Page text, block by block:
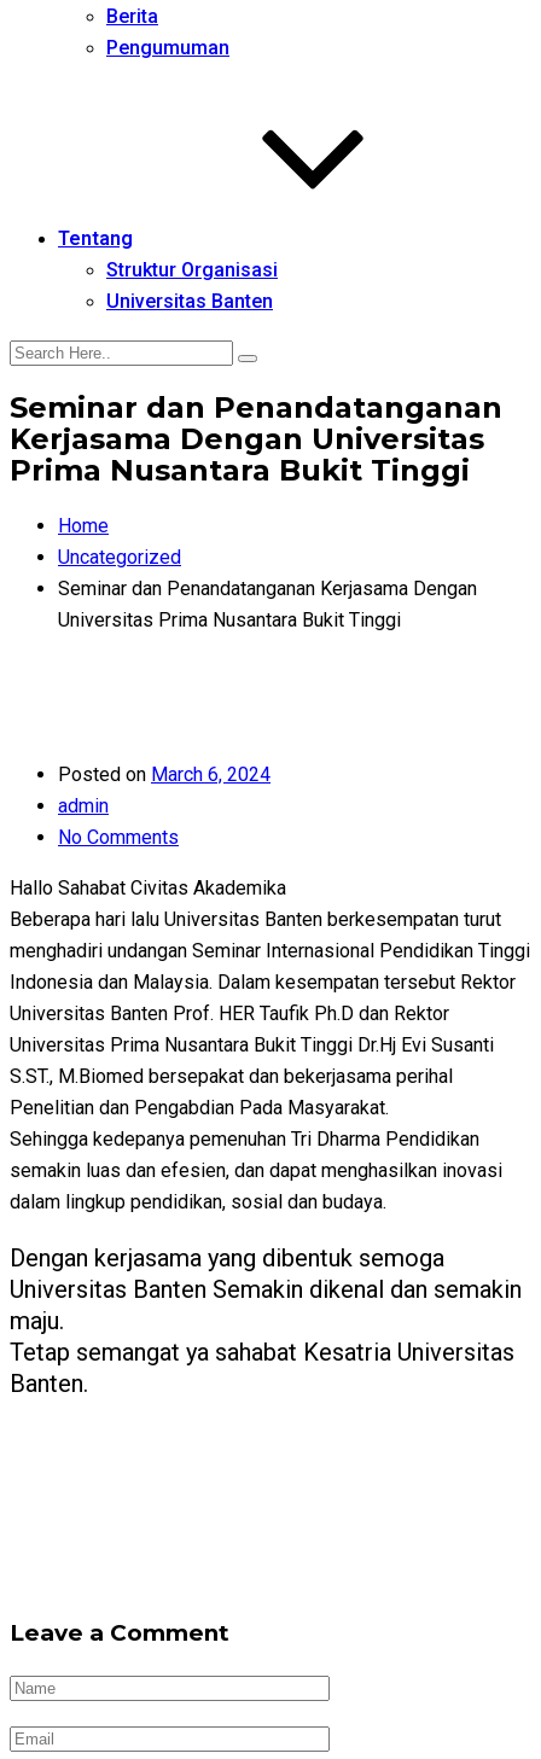
Berita
Pengumuman
Tentang
Struktur Organisasi
Universitas Banten
Seminar dan Penandatanganan
Kerjasama Dengan Universitas
Prima Nusantara Bukit Tinggi
Home
Uncategorized
Seminar dan Penandatanganan Kerjasama Dengan
Universitas Prima Nusantara Bukit Tinggi
Posted on March 6, 2024
admin
No Comments
Hallo Sahabat Civitas Akademika
Beberapa hari lalu Universitas Banten berkesempatan turut
menghadiri undangan Seminar Internasional Pendidikan Tinggi
Indonesia dan Malaysia. Dalam kesempatan tersebut Rektor
Universitas Banten Prof. HER Taufik Ph.D dan Rektor
Universitas Prima Nusantara Bukit Tinggi Dr.Hj Evi Susanti
S.ST., M.Biomed bersepakat dan bekerjasama perihal
Penelitian dan Pengabdian Pada Masyarakat.
Sehingga kedepanya pemenuhan Tri Dharma Pendidikan
semakin luas dan efesien, dan dapat menghasilkan inovasi
dalam lingkup pendidikan, sosial dan budaya.
Dengan kerjasama yang dibentuk semoga
Universitas Banten Semakin dikenal dan semakin
maju.
Tetap semangat ya sahabat Kesatria Universitas
Banten.
Leave a Comment